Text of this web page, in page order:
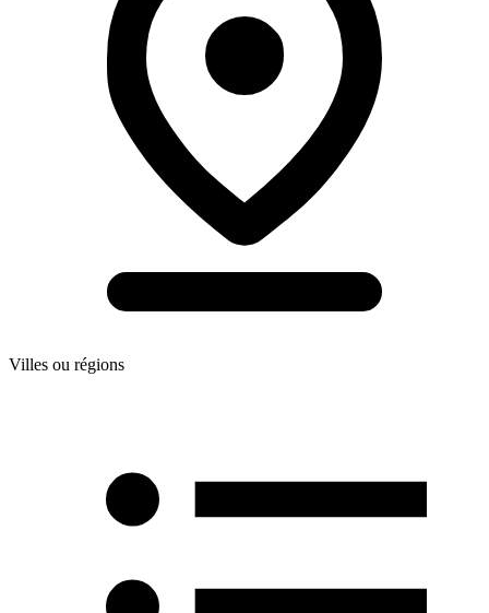
Villes ou régions